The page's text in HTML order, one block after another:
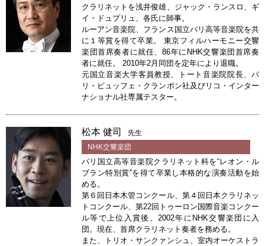
クラリネットを浅井俊雄、ジャック・ランスロ、ギ
イ・ドュプリュ、各氏に師事。
ルーアン音楽院、フランス国立パリ高等音楽院を共
に１等賞を得て卒業。 東京フィルハーモニー交響
楽団首席奏者に就任、86年にNHK交響楽団首席奏
者に就任。 2010年2月同団を定年により退職。
元国立音楽大学客員教授、トート音楽院院長、パ
リ・ビュッフェ・クランポン社及びリコ・インター
ナショナル社専属テスター。
松本 健司
先生
NHK交響楽団
パリ国立高等音楽院クラリネット科を“レオン・ル
ブラン特別賞”を得て卒業し本格的な演奏活動を始
める。
第６回日本木管コンクール、第４回日本クラリネッ
トコンクール、第22回トゥーロン国際音楽コンクー
ル等で上位入賞後、2002年にNHK交響楽団に入
団。現在、首席クラリネット奏者を務める。
また、トリオ・サンクァンシュ、室内オーケストラ